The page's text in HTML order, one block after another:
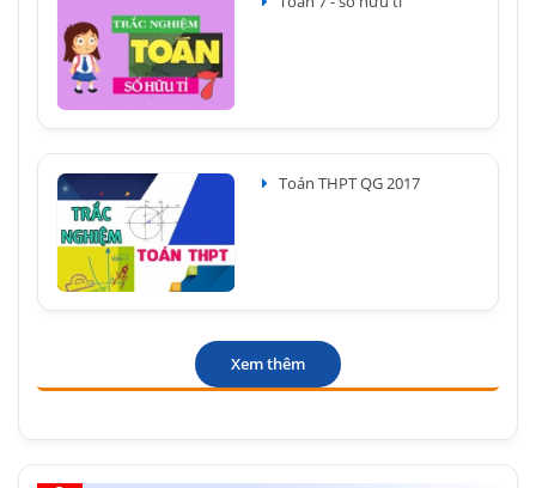
Toán THPT QG 2017
Xem thêm